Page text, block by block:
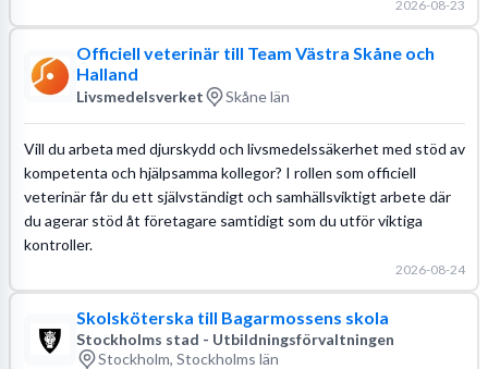
2026-08-23
Officiell veterinär till Team Västra Skåne och
Halland
Livsmedelsverket Skåne län
Vill du arbeta med djurskydd och livsmedelssäkerhet med stöd av
kompetenta och hjälpsamma kollegor? I rollen som officiell
veterinär får du ett självständigt och samhällsviktigt arbete där
du agerar stöd åt företagare samtidigt som du utför viktiga
kontroller.
2026-08-24
Skolsköterska till Bagarmossens skola
Stockholms stad - Utbildningsförvaltningen
Stockholm, Stockholms län